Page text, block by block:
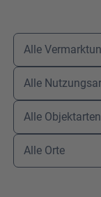
Ihr Nachname
Ihre
Alle
Alle
Alle Objektarten
Alle Orte